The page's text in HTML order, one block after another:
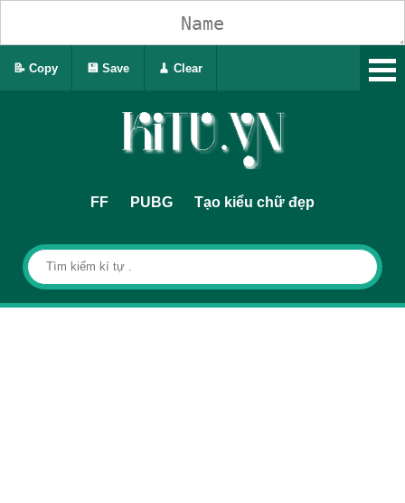
FF PUBG Tạo kiểu chữ đẹp
📝 Copy 💾 Save 🧹 Clear